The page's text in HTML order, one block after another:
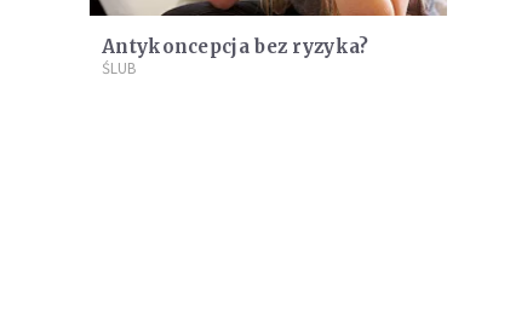
Antykoncepcja bez ryzyka?
ŚLUB